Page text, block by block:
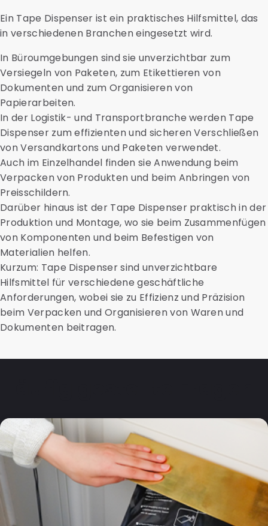
Ein Tape Dispenser ist ein praktisches Hilfsmittel, das
in verschiedenen Branchen eingesetzt wird.
In Büroumgebungen sind sie unverzichtbar zum
Versiegeln von Paketen, zum Etikettieren von
Dokumenten und zum Organisieren von
Papierarbeiten.
In der Logistik- und Transportbranche werden Tape
Dispenser zum effizienten und sicheren Verschließen
von Versandkartons und Paketen verwendet.
Auch im Einzelhandel finden sie Anwendung beim
Verpacken von Produkten und beim Anbringen von
Preisschildern.
Darüber hinaus ist der Tape Dispenser praktisch in der
Produktion und Montage, wo sie beim Zusammenfügen
von Komponenten und beim Befestigen von
Materialien helfen.
Kurzum: Tape Dispenser sind unverzichtbare
Hilfsmittel für verschiedene geschäftliche
Anforderungen, wobei sie zu Effizienz und Präzision
beim Verpacken und Organisieren von Waren und
Dokumenten beitragen.